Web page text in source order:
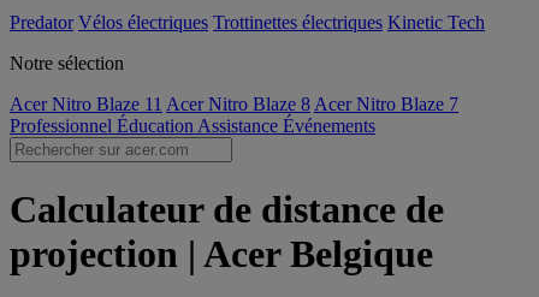
Predator Vélos électriques Trottinettes électriques Kinetic Tech
Notre sélection
Acer Nitro Blaze 11 Acer Nitro Blaze 8 Acer Nitro Blaze 7
Professionnel Éducation Assistance Événements
Calculateur de distance de
projection | Acer Belgique